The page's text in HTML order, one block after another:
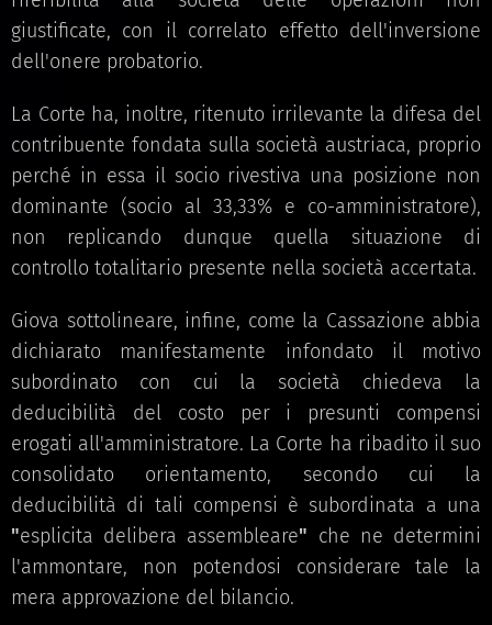
giustificate, con il correlato effetto dell'inversione
dell'onere probatorio.
La Corte ha, inoltre, ritenuto irrilevante la difesa del
contribuente fondata sulla società austriaca, proprio
perché in essa il socio rivestiva una posizione non
dominante (socio al 33,33% e co-amministratore),
non replicando dunque quella situazione di
controllo totalitario presente nella società accertata.
Giova sottolineare, infine, come la Cassazione abbia
dichiarato manifestamente infondato il motivo
subordinato con cui la società chiedeva la
deducibilità del costo per i presunti compensi
erogati all'amministratore. La Corte ha ribadito il suo
consolidato orientamento, secondo cui la
deducibilità di tali compensi è subordinata a una
"esplicita delibera assembleare" che ne determini
l'ammontare, non potendosi considerare tale la
mera approvazione del bilancio.